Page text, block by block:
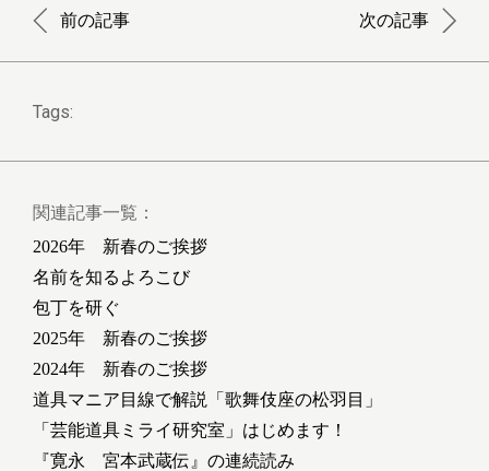
前の記事 次の記事
Tags:
関連記事一覧：
2026年 新春のご挨拶
名前を知るよろこび
包丁を研ぐ
2025年 新春のご挨拶
2024年 新春のご挨拶
道具マニア目線で解説「歌舞伎座の松羽目」
「芸能道具ミライ研究室」はじめます！
『寛永 宮本武蔵伝』の連続読み